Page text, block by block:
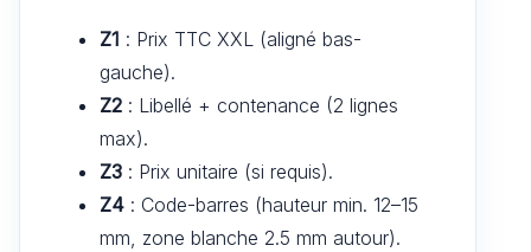
Z1 : Prix TTC XXL (aligné bas-
gauche).
Z2 : Libellé + contenance (2 lignes
max).
Z3 : Prix unitaire (si requis).
Z4 : Code-barres (hauteur min. 12–15
mm, zone blanche 2.5 mm autour).